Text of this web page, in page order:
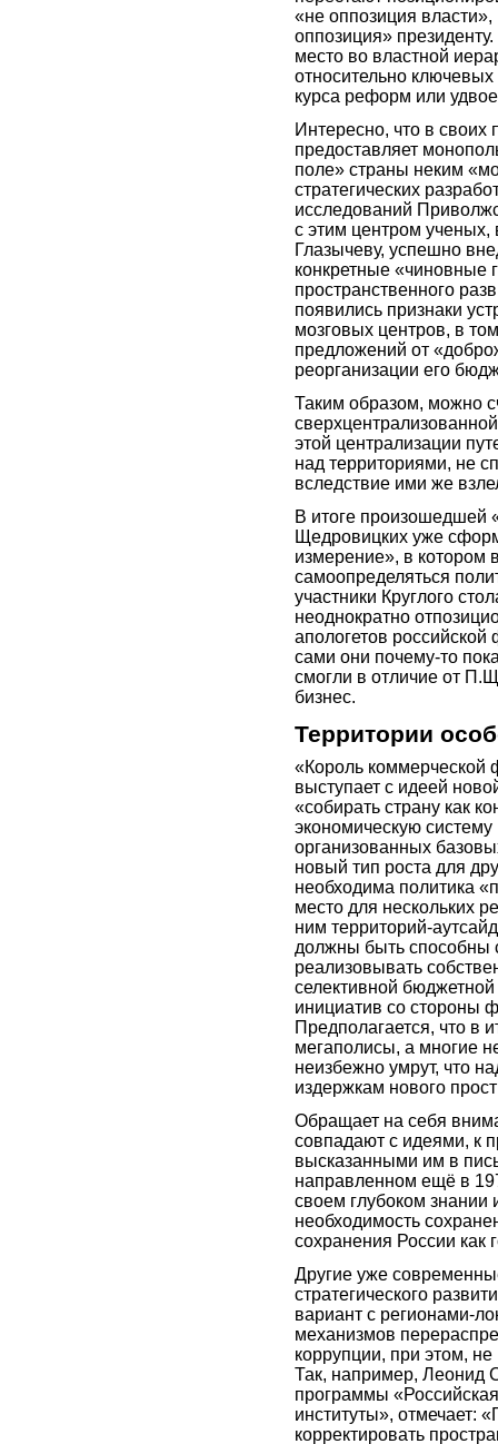
«не оппозиция власти»,
оппозиция»
место во властной
относительно
курса реформ или
Интересно, что в своих
предоставляет
поле» страны неким
стратегических
исследований
с этим центром ученых,
Глазычеву, успешно
конкретные «чиновные
пространственного
появились признаки
мозговых центров, в
предложений от
реорганизации его
Таким образом, можно
этой централизации
над территориями, не
вследствие ими же
В итоге произошедшей
Щедровицких уже
измерение», в котором
самоопределяться
участники Круглого
неоднократно
апологетов
сами они почему-то
смогли в отличие от
бизнес.
Территории
«Король
выступает с идеей
«собирать страну как
экономическую
организованных
новый тип роста для
необходима политика
место для нескольких
ним территорий-
должны быть способны
реализовывать
селективной
инициатив со стороны
Предполагается, что в
мегаполисы, а многие
неизбежно умрут, что
издержкам нового
Обращает на себя
совпадают с идеями, к
высказанными им в
направленном ещё в
своем глубоком
необходимость
сохранения России как
Другие уже
стратегического
вариант с регионами-
механизмов
коррупции, при этом,
Так, например, Леонид
программы
институты», отмечает:
корректировать